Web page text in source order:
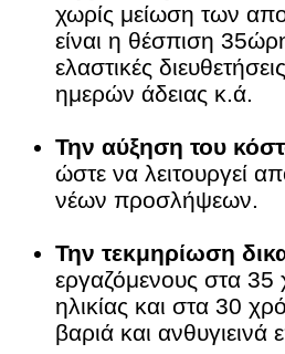
χωρίς μείωση των
είναι η θέσπιση
ελαστικές
ημερών άδειας κ.ά.
Την αύξηση του
ώστε να λειτουργεί
νέων προσλήψεων.
Την τεκμηρίωση
εργαζόμενους στα 35
ηλικίας και στα 30
βαριά και ανθυγιεινά